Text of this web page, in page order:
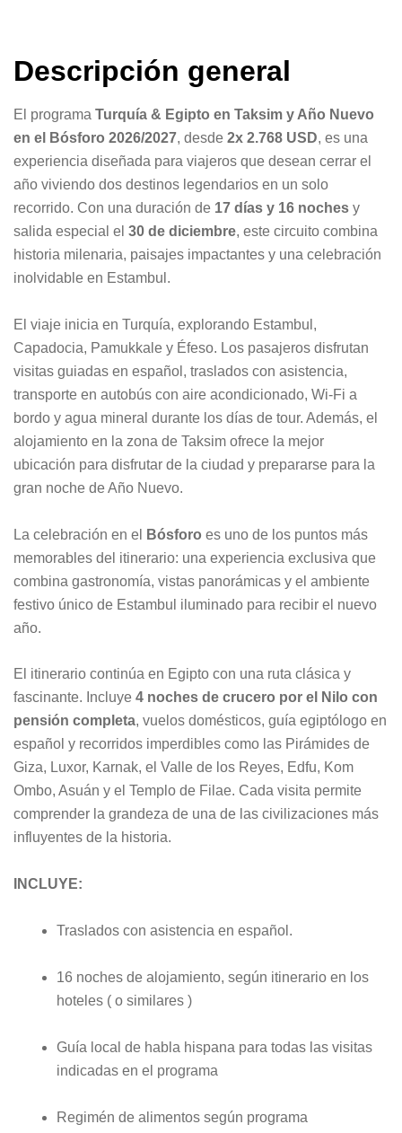
Descripción general
El programa Turquía & Egipto en Taksim y Año Nuevo
en el Bósforo 2026/2027, desde 2x 2.768 USD, es una
experiencia diseñada para viajeros que desean cerrar el
año viviendo dos destinos legendarios en un solo
recorrido. Con una duración de 17 días y 16 noches y
salida especial el 30 de diciembre, este circuito combina
historia milenaria, paisajes impactantes y una celebración
inolvidable en Estambul.
El viaje inicia en Turquía, explorando Estambul,
Capadocia, Pamukkale y Éfeso. Los pasajeros disfrutan
visitas guiadas en español, traslados con asistencia,
transporte en autobús con aire acondicionado, Wi-Fi a
bordo y agua mineral durante los días de tour. Además, el
alojamiento en la zona de Taksim ofrece la mejor
ubicación para disfrutar de la ciudad y prepararse para la
gran noche de Año Nuevo.
La celebración en el Bósforo es uno de los puntos más
memorables del itinerario: una experiencia exclusiva que
combina gastronomía, vistas panorámicas y el ambiente
festivo único de Estambul iluminado para recibir el nuevo
año.
El itinerario continúa en Egipto con una ruta clásica y
fascinante. Incluye 4 noches de crucero por el Nilo con
pensión completa, vuelos domésticos, guía egiptólogo en
español y recorridos imperdibles como las Pirámides de
Giza, Luxor, Karnak, el Valle de los Reyes, Edfu, Kom
Ombo, Asuán y el Templo de Filae. Cada visita permite
comprender la grandeza de una de las civilizaciones más
influyentes de la historia.
INCLUYE:
Traslados con asistencia en español.
16 noches de alojamiento, según itinerario en los
hoteles ( o similares )
Guía local de habla hispana para todas las visitas
indicadas en el programa
Regimén de alimentos según programa